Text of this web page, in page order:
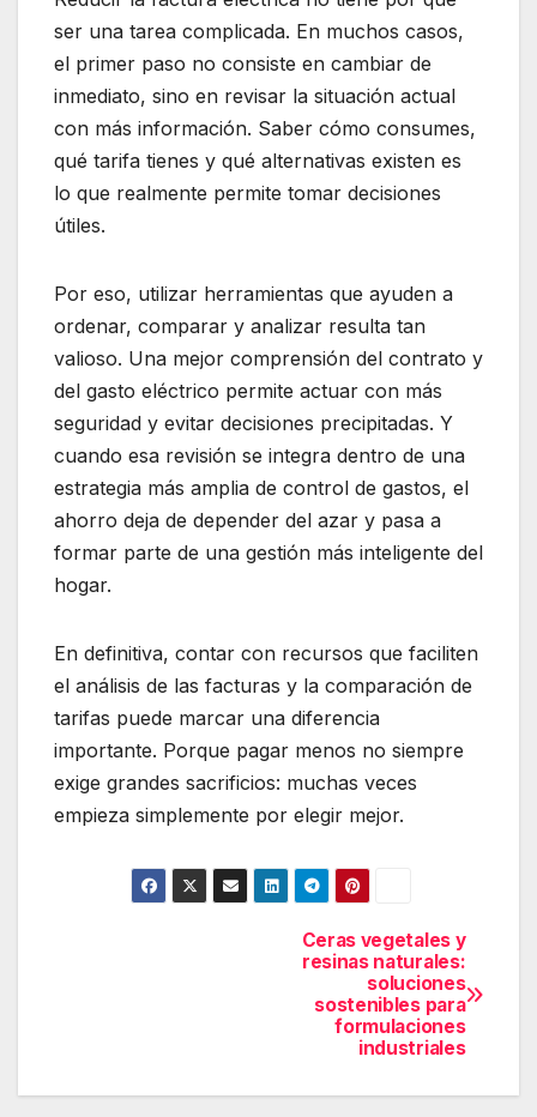
ser una tarea complicada. En muchos casos,
el primer paso no consiste en cambiar de
inmediato, sino en revisar la situación actual
con más información. Saber cómo consumes,
qué tarifa tienes y qué alternativas existen es
lo que realmente permite tomar decisiones
útiles.
Por eso, utilizar herramientas que ayuden a
ordenar, comparar y analizar resulta tan
valioso. Una mejor comprensión del contrato y
del gasto eléctrico permite actuar con más
seguridad y evitar decisiones precipitadas. Y
cuando esa revisión se integra dentro de una
estrategia más amplia de control de gastos, el
ahorro deja de depender del azar y pasa a
formar parte de una gestión más inteligente del
hogar.
En definitiva, contar con recursos que faciliten
el análisis de las facturas y la comparación de
tarifas puede marcar una diferencia
importante. Porque pagar menos no siempre
exige grandes sacrificios: muchas veces
empieza simplemente por elegir mejor.
Ceras vegetales y
resinas naturales:
soluciones
sostenibles para
formulaciones
industriales